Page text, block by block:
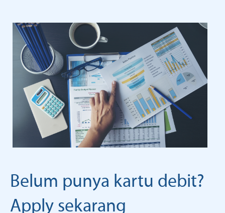
Belum punya kartu debit?
Apply sekarang